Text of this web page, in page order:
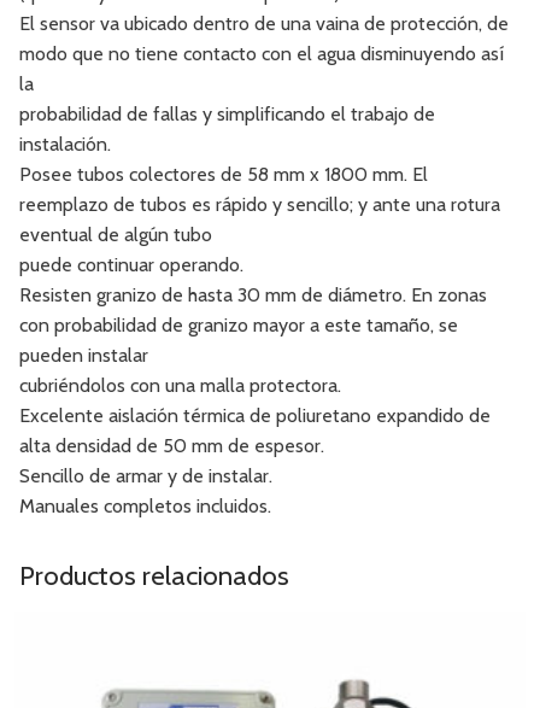
El sensor va ubicado dentro de una vaina de protección, de
modo que no tiene contacto con el agua disminuyendo así
la
probabilidad de fallas y simplificando el trabajo de
instalación.
Posee tubos colectores de 58 mm x 1800 mm. El
reemplazo de tubos es rápido y sencillo; y ante una rotura
eventual de algún tubo
puede continuar operando.
Resisten granizo de hasta 30 mm de diámetro. En zonas
con probabilidad de granizo mayor a este tamaño, se
pueden instalar
cubriéndolos con una malla protectora.
Excelente aislación térmica de poliuretano expandido de
alta densidad de 50 mm de espesor.
Sencillo de armar y de instalar.
Manuales completos incluidos.
Productos relacionados